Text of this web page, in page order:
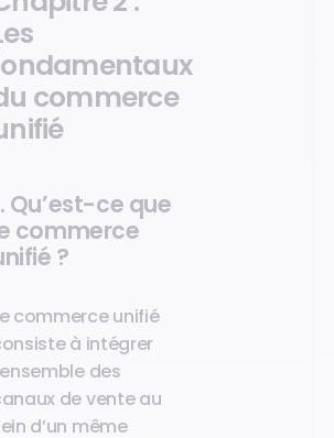
commerce
Qu’est-ce que
commerce
?
commerce unifié
à intégrer
des
de vente au
d’un même